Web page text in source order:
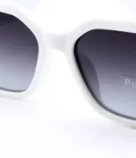
та дивуйте